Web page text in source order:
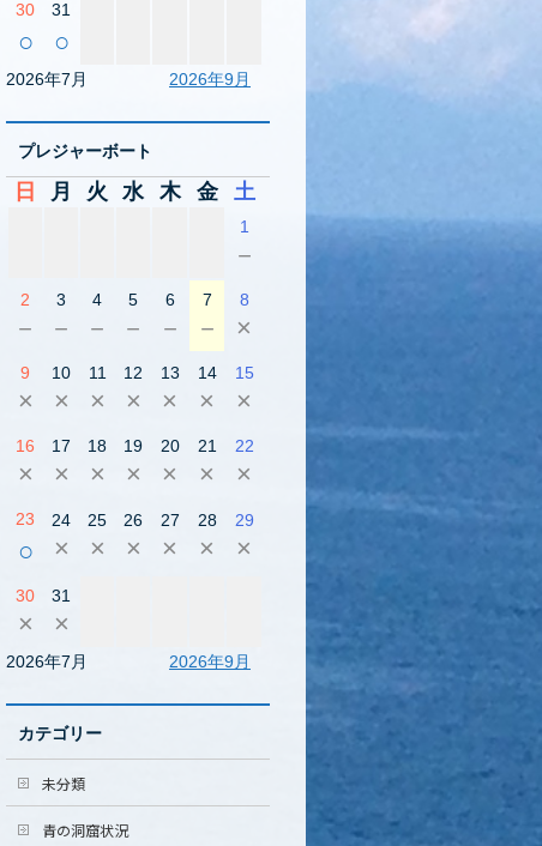
30
○
31
○
2026年7月 2026年9月
プレジャーボート
日 月 火 水 木 金 土
1
－
2
－
3
－
4
－
5
－
6
－
7
－
8
×
9
×
10
×
11
×
12
×
13
×
14
×
15
×
16
×
17
×
18
×
19
×
20
×
21
×
22
×
23
○
24
×
25
×
26
×
27
×
28
×
29
×
30
×
31
×
2026年7月 2026年9月
カテゴリー
未分類
青の洞窟状況